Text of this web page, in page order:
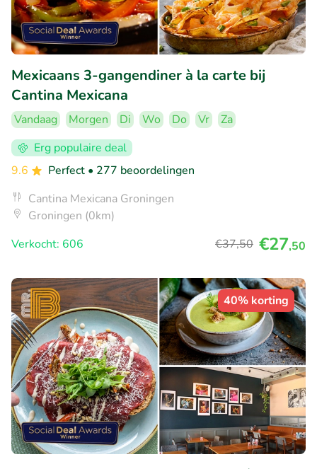
Mexicaans 3-gangendiner à la carte bij
Cantina Mexicana
Vandaag Morgen Di Wo Do Vr
Za
Erg populaire deal
9.6
Perfect • 277 beoordelingen
Cantina Mexicana Groningen
Groningen (0km)
Verkocht: 606
€37,50 €27,50
40% korting